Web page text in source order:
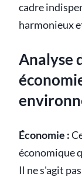
cadre
harmonieux
Analyse
Économie :
économique
Il ne s'agit